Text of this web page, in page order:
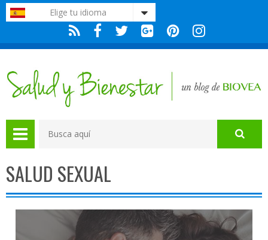
Nota:
este
web
un
sistema
Elige tu idioma
SALUD SEXUAL